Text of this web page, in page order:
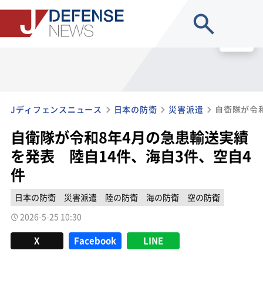
Jディフェンスニュース 日本の防衛 災害派遣
自衛隊が令和8年4月の急患輸送実績
を発表 陸自14件、海自3件、空自4
件
日本の防衛 災害派遣 陸の防衛 海の防衛
空の防衛
2026-5-25 10:30
X Facebook LINE